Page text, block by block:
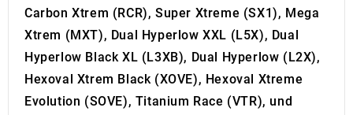
Carbon Xtrem (RCR), Super Xtreme (SX1), Mega
Xtrem (MXT), Dual Hyperlow XXL (L5X), Dual
Hyperlow Black XL (L3XB), Dual Hyperlow (L2X),
Hexoval Xtrem Black (XOVE), Hexoval Xtreme
Evolution (SOVE), Titanium Race (VTR), und